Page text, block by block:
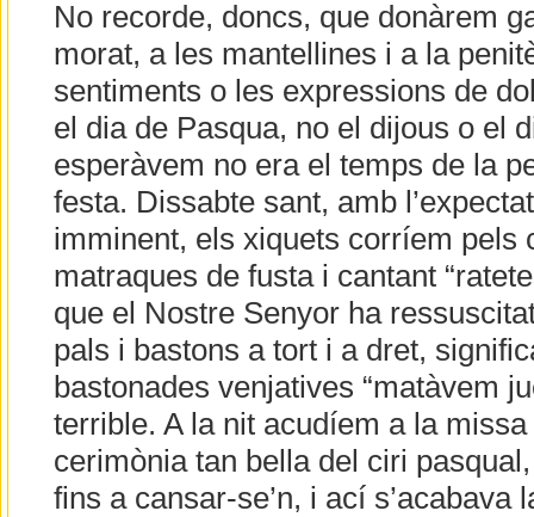
No recorde, doncs, que donàrem
morat, a les mantellines i a la
sentiments o les expressions de
el dia de Pasqua, no el dijous o el
esperàvem no era el temps de la
festa. Dissabte sant, amb
imminent, els xiquets corríem pels
matraques de fusta i cantant
que el Nostre Senyor ha
pals i bastons a tort i a dret,
bastonades venjatives “matàvem
terrible. A la nit acudíem a la
cerimònia tan bella del ciri
fins a cansar-se’n, i ací s’acabava